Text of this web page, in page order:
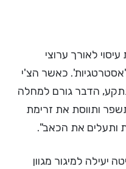
לאורך ערוצי
'אסטרטגיות'. כאשר הצ'י
הדבר גורם למחלה
ותווסת את זרימת
ותעלים את הכאב".
יעילה למיגור מגוון